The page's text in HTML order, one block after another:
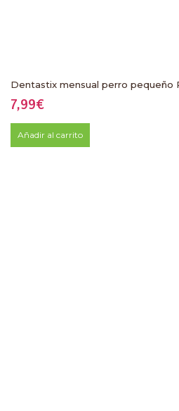
Dentastix mensual perro pequeño
7,99€
Añadir al carrito